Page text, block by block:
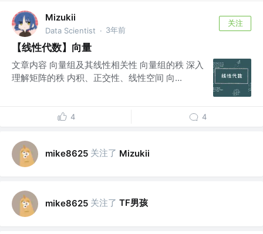
Mizukii
Data Scientist · 3年前
关注
【线性代数】向量
文章内容 向量组及其线性相关性 向量组的秩 深入
理解矩阵的秩 内积、正交性、线性空间 向...
4 4
mike8625 关注了 Mizukii
mike8625 关注了 TF男孩